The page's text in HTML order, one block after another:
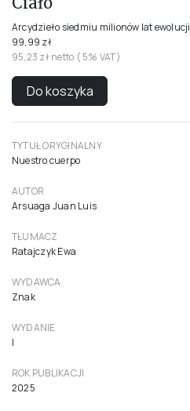
Arcydzieło siedmiu milionów lat ewolucji
99,99 zł
95,23 zł netto ( 5% VAT)
Do koszyka
TYTUŁ ORYGINALNY
Nuestro cuerpo
AUTOR
Arsuaga Juan Luis
TŁUMACZ
Ratajczyk Ewa
WYDAWCA
Znak
WYDANIE
I
ROK PUBLIKACJI
2025